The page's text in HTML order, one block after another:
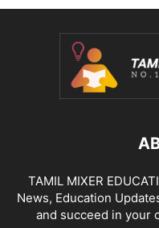
TAMIL MIXER
News, Education
and succeed in your